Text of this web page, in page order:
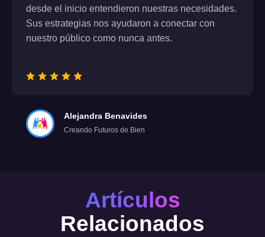
desde el inicio entendieron nuestras necesidades.
Sus estrategias nos ayudaron a conectar con
nuestro público como nunca antes.
Alejandra Benavides
Creando Futuros de Bien
Artículos
Relacionados